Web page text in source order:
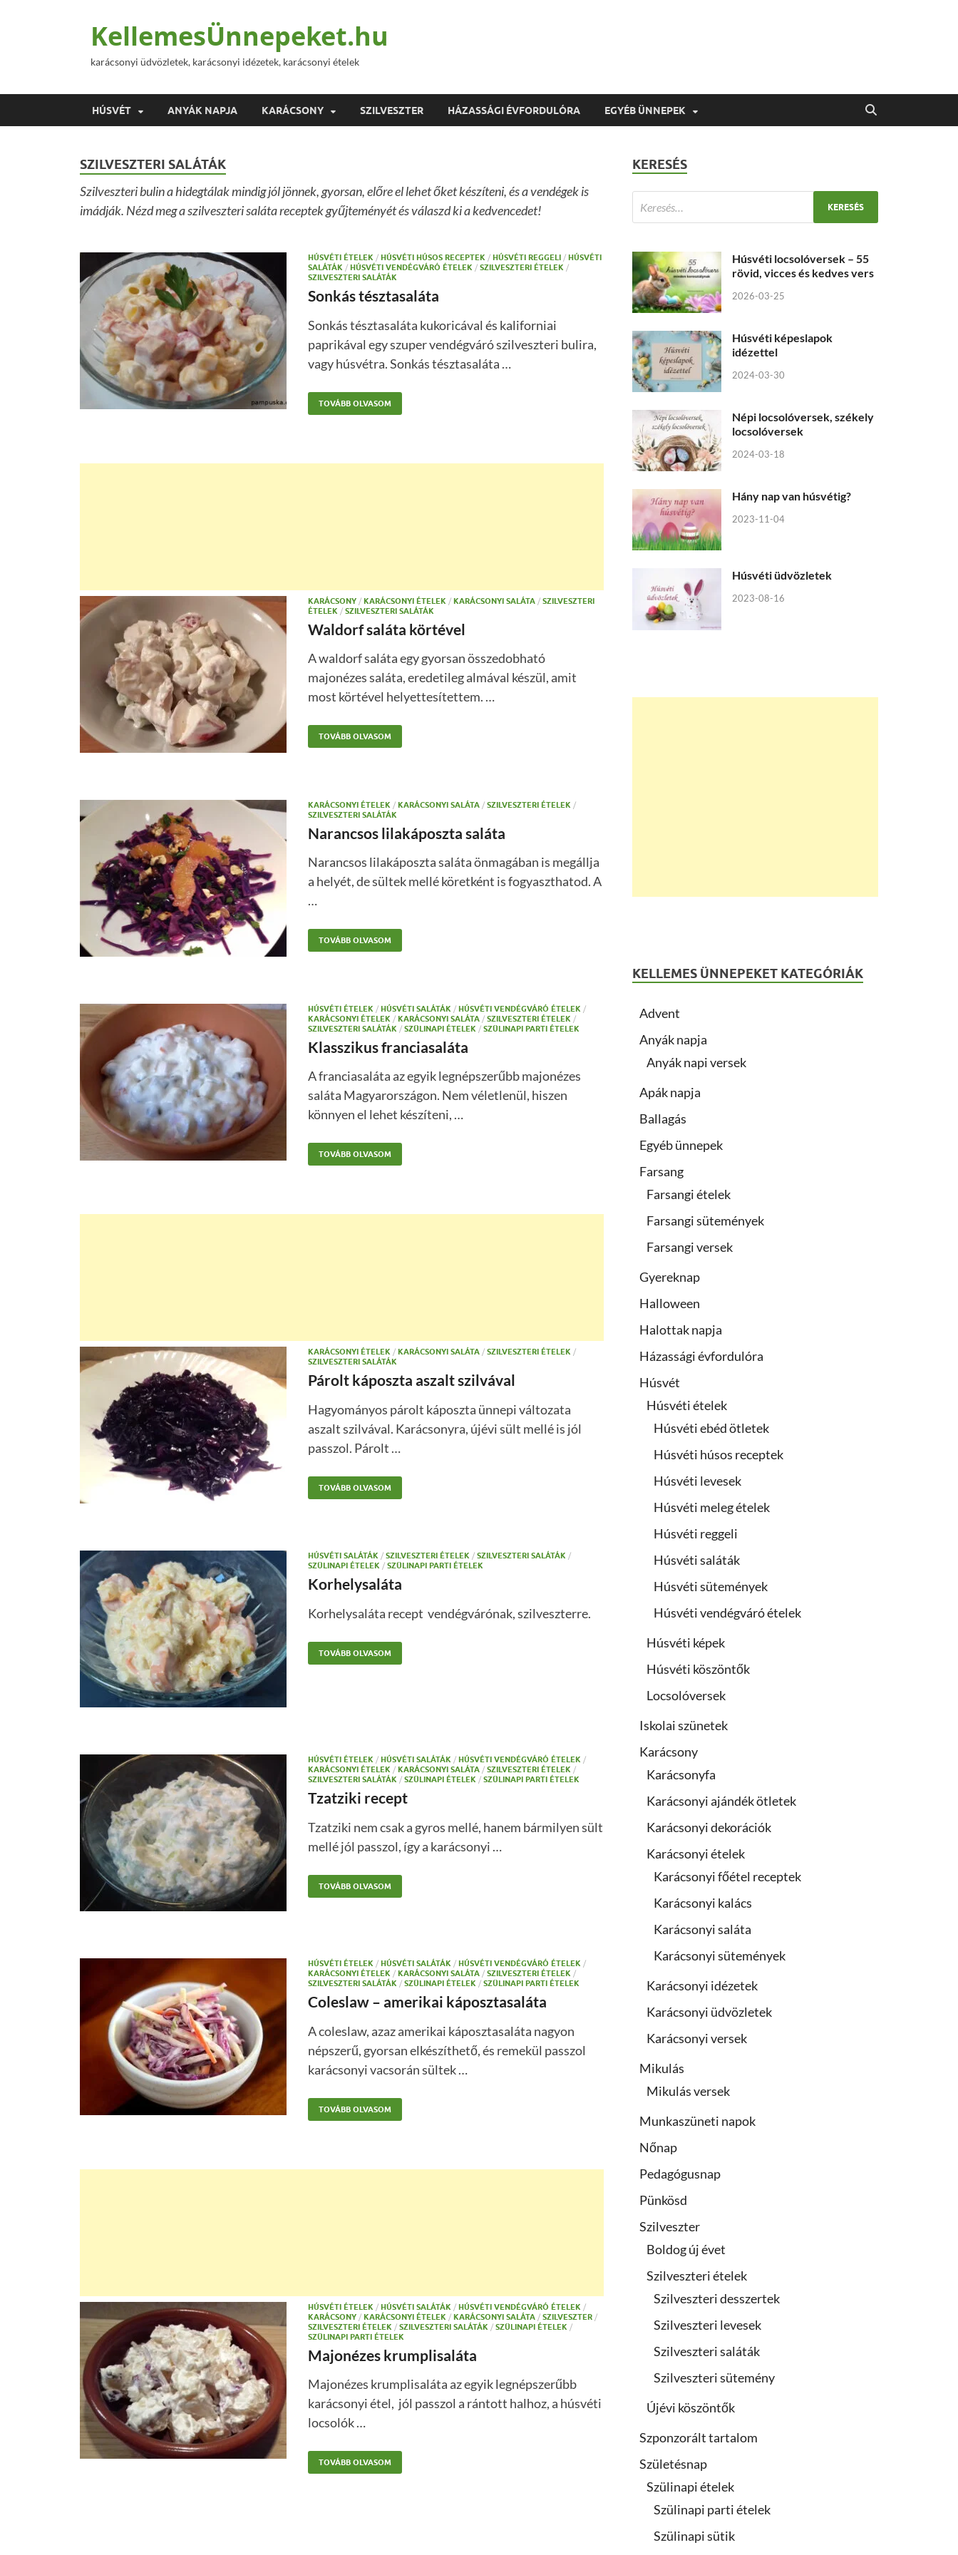
KellemesÜnnepeket.hu
karácsonyi üdvözletek, karácsonyi idézetek, karácsonyi ételek
HÚSVÉT ANYÁK NAPJA KARÁCSONY SZILVESZTER HÁZASSÁGI ÉVFORDULÓRA EGYÉB ÜNNEPEK
SZILVESZTERI SALÁTÁK
Szilveszteri bulin a hidegtálak mindig jól jönnek, gyorsan, előre el lehet őket készíteni, és a vendégek is
imádják. Nézd meg a szilveszteri saláta receptek gyűjteményét és válaszd ki a kedvencedet!
HÚSVÉTI ÉTELEK / HÚSVÉTI HÚSOS RECEPTEK / HÚSVÉTI REGGELI / HÚSVÉTI
SALÁTÁK / HÚSVÉTI VENDÉGVÁRÓ ÉTELEK / SZILVESZTERI ÉTELEK /
SZILVESZTERI SALÁTÁK
Sonkás tésztasaláta
Sonkás tésztasaláta kukoricával és kaliforniai
paprikával egy szuper vendégváró szilveszteri bulira,
vagy húsvétra. Sonkás tésztasaláta …
TOVÁBB OLVASOM
KARÁCSONY / KARÁCSONYI ÉTELEK / KARÁCSONYI SALÁTA / SZILVESZTERI
ÉTELEK / SZILVESZTERI SALÁTÁK
Waldorf saláta körtével
A waldorf saláta egy gyorsan összedobható
majonézes saláta, eredetileg almával készül, amit
most körtével helyettesítettem. …
TOVÁBB OLVASOM
KARÁCSONYI ÉTELEK / KARÁCSONYI SALÁTA / SZILVESZTERI ÉTELEK /
SZILVESZTERI SALÁTÁK
Narancsos lilakáposzta saláta
Narancsos lilakáposzta saláta önmagában is megállja
a helyét, de sültek mellé köretként is fogyaszthatod. A
…
TOVÁBB OLVASOM
HÚSVÉTI ÉTELEK / HÚSVÉTI SALÁTÁK / HÚSVÉTI VENDÉGVÁRÓ ÉTELEK /
KARÁCSONYI ÉTELEK / KARÁCSONYI SALÁTA / SZILVESZTERI ÉTELEK /
SZILVESZTERI SALÁTÁK / SZÜLINAPI ÉTELEK / SZÜLINAPI PARTI ÉTELEK
Klasszikus franciasaláta
A franciasaláta az egyik legnépszerűbb majonézes
saláta Magyarországon. Nem véletlenül, hiszen
könnyen el lehet készíteni, …
TOVÁBB OLVASOM
KARÁCSONYI ÉTELEK / KARÁCSONYI SALÁTA / SZILVESZTERI ÉTELEK /
SZILVESZTERI SALÁTÁK
Párolt káposzta aszalt szilvával
Hagyományos párolt káposzta ünnepi változata
aszalt szilvával. Karácsonyra, újévi sült mellé is jól
passzol. Párolt …
TOVÁBB OLVASOM
HÚSVÉTI SALÁTÁK / SZILVESZTERI ÉTELEK / SZILVESZTERI SALÁTÁK /
SZÜLINAPI ÉTELEK / SZÜLINAPI PARTI ÉTELEK
Korhelysaláta
Korhelysaláta recept vendégvárónak, szilveszterre.
TOVÁBB OLVASOM
HÚSVÉTI ÉTELEK / HÚSVÉTI SALÁTÁK / HÚSVÉTI VENDÉGVÁRÓ ÉTELEK /
KARÁCSONYI ÉTELEK / KARÁCSONYI SALÁTA / SZILVESZTERI ÉTELEK /
SZILVESZTERI SALÁTÁK / SZÜLINAPI ÉTELEK / SZÜLINAPI PARTI ÉTELEK
Tzatziki recept
Tzatziki nem csak a gyros mellé, hanem bármilyen sült
mellé jól passzol, így a karácsonyi …
TOVÁBB OLVASOM
HÚSVÉTI ÉTELEK / HÚSVÉTI SALÁTÁK / HÚSVÉTI VENDÉGVÁRÓ ÉTELEK /
KARÁCSONYI ÉTELEK / KARÁCSONYI SALÁTA / SZILVESZTERI ÉTELEK /
SZILVESZTERI SALÁTÁK / SZÜLINAPI ÉTELEK / SZÜLINAPI PARTI ÉTELEK
Coleslaw – amerikai káposztasaláta
A coleslaw, azaz amerikai káposztasaláta nagyon
népszerű, gyorsan elkészíthető, és remekül passzol
karácsonyi vacsorán sültek …
TOVÁBB OLVASOM
HÚSVÉTI ÉTELEK / HÚSVÉTI SALÁTÁK / HÚSVÉTI VENDÉGVÁRÓ ÉTELEK /
KARÁCSONY / KARÁCSONYI ÉTELEK / KARÁCSONYI SALÁTA / SZILVESZTER /
SZILVESZTERI ÉTELEK / SZILVESZTERI SALÁTÁK / SZÜLINAPI ÉTELEK /
SZÜLINAPI PARTI ÉTELEK
Majonézes krumplisaláta
Majonézes krumplisaláta az egyik legnépszerűbb
karácsonyi étel, jól passzol a rántott halhoz, a húsvéti
locsolók …
TOVÁBB OLVASOM
KERESÉS
Húsvéti locsolóversek – 55
rövid, vicces és kedves vers
2026-03-25
Húsvéti képeslapok
idézettel
2024-03-30
Népi locsolóversek, székely
locsolóversek
2024-03-18
Hány nap van húsvétig?
2023-11-04
Húsvéti üdvözletek
2023-08-16
KELLEMES ÜNNEPEKET KATEGÓRIÁK
Advent
Anyák napja
Anyák napi versek
Apák napja
Ballagás
Egyéb ünnepek
Farsang
Farsangi ételek
Farsangi sütemények
Farsangi versek
Gyereknap
Halloween
Halottak napja
Házassági évfordulóra
Húsvét
Húsvéti ételek
Húsvéti ebéd ötletek
Húsvéti húsos receptek
Húsvéti levesek
Húsvéti meleg ételek
Húsvéti reggeli
Húsvéti saláták
Húsvéti sütemények
Húsvéti vendégváró ételek
Húsvéti képek
Húsvéti köszöntők
Locsolóversek
Iskolai szünetek
Karácsony
Karácsonyfa
Karácsonyi ajándék ötletek
Karácsonyi dekorációk
Karácsonyi ételek
Karácsonyi főétel receptek
Karácsonyi kalács
Karácsonyi saláta
Karácsonyi sütemények
Karácsonyi idézetek
Karácsonyi üdvözletek
Karácsonyi versek
Mikulás
Mikulás versek
Munkaszüneti napok
Nőnap
Pedagógusnap
Pünkösd
Szilveszter
Boldog új évet
Szilveszteri ételek
Szilveszteri desszertek
Szilveszteri levesek
Szilveszteri saláták
Szilveszteri sütemény
Újévi köszöntők
Szponzorált tartalom
Születésnap
Szülinapi ételek
Szülinapi parti ételek
Szülinapi sütik